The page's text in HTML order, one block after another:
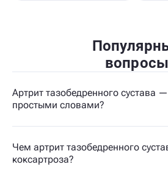
вопросы
Артрит тазобедренного сустава
простыми словами?
Чем артрит тазобедренного
коксартроза?